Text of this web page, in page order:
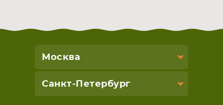
Москва
Санкт-Петербург